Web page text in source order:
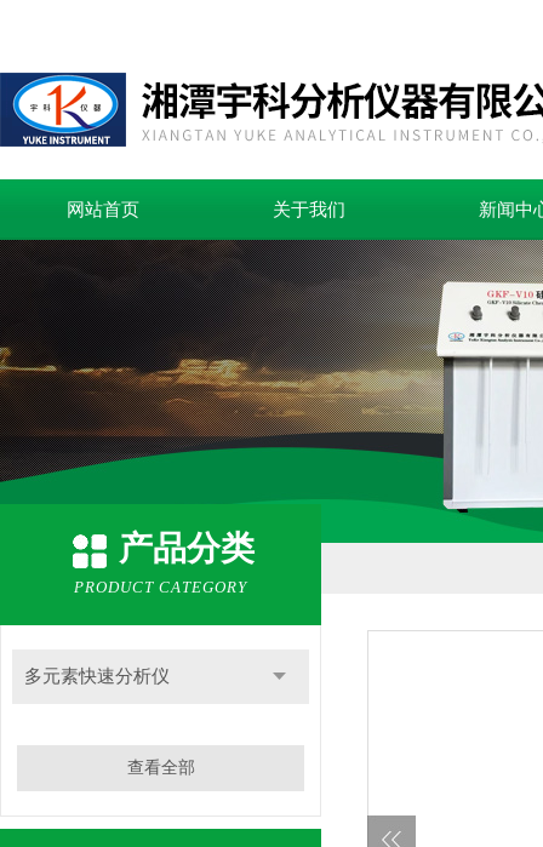
网站首页 关于我们 新闻中
产品分类
PRODUCT CATEGORY
多元素快速分析仪
查看全部